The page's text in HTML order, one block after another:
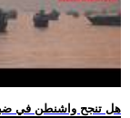
.. هل تنجح واشنطن في